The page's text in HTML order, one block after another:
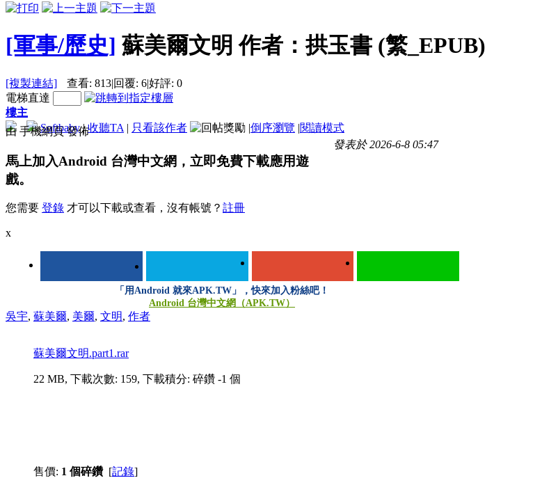
[軍事/歷史] 蘇美爾文明 作者：拱玉書 (繁_EPUB)
[複製連結] 查看: 813|回覆: 6|好評: 0
電梯直達
樓主
Softbaby | 收聽TA | 只看該作者 |倒序瀏覽 |閱讀模式
發表於 2026-6-8 05:47
由 手機網頁 發佈
馬上加入Android 台灣中文網，立即免費下載應用遊
戲。
您需要 登錄 才可以下載或查看，沒有帳號？ 註冊
x
登錄/註冊後可看大圖
「用Android 就來APK.TW」，快來加入粉絲吧！
Android 台灣中文網（APK.TW）
吳宇, 蘇美爾, 美爾, 文明, 作者
蘇美爾文明.part1.rar
22 MB, 下載次數: 159, 下載積分: 碎鑽 -1 個
售價: 1 個碎鑽[記錄]